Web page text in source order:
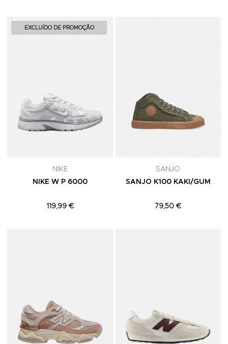
EXCLUÍDO DE PROMOÇÃO
NIKE
NIKE W P 6000
119,99 €
SANJO
SANJO K100 KAKI/GUM
79,50 €